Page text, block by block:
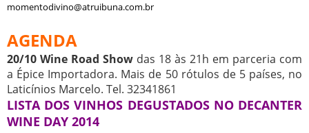
momentodivino@atruibuna.com.br
AGENDA
20/10 Wine Road Show das 18 às 21h em parceria com
a Épice Importadora. Mais de 50 rótulos de 5 países, no
Laticínios Marcelo. Tel. 32341861
LISTA DOS VINHOS DEGUSTADOS NO DECANTER
WINE DAY 2014